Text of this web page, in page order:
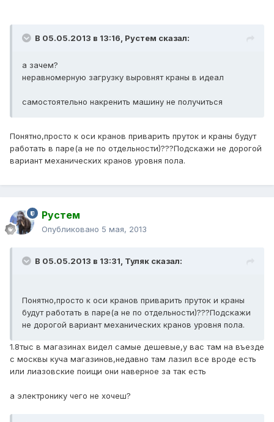
В 05.05.2013 в 13:16, Рустем сказал:
а зачем?
неравномерную загрузку выровнят краны в идеал
самостоятельно накренить машину не получиться
Понятно,просто к оси кранов приварить пруток и краны будут
работать в паре(а не по отдельности)???Подскажи не дорогой
вариант механических кранов уровня пола.
Рустем
Опубликовано 5 мая, 2013
В 05.05.2013 в 13:31, Туляк сказал:
Понятно,просто к оси кранов приварить пруток и краны
будут работать в паре(а не по отдельности)???Подскажи
не дорогой вариант механических кранов уровня пола.
1.8тыс в магазинах видел самые дешевые,у вас там на въезде
с москвы куча магазинов,недавно там лазил все вроде есть
или лиазовские поищи они наверное за так есть
а электронику чего не хочеш?